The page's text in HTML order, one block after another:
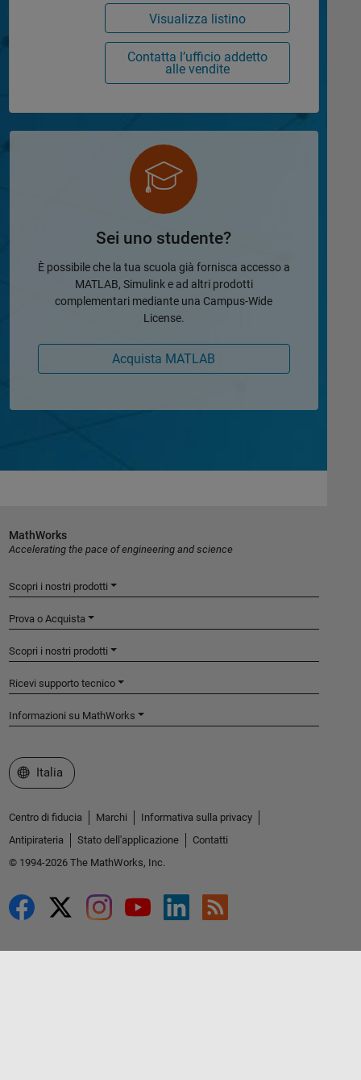
Visualizza listino
Contatta l’ufficio addetto
alle vendite
Sei uno studente?
È possibile che la tua scuola già fornisca accesso a
MATLAB, Simulink e ad altri prodotti
complementari mediante una Campus-Wide
License.
Acquista MATLAB
MathWorks
Accelerating the pace of engineering and science
Scopri i nostri prodotti
Prova o Acquista
Scopri i nostri prodotti
Ricevi supporto tecnico
Informazioni su MathWorks
Seleziona un sito web
Italia
Centro di fiducia Marchi
Informativa sulla privacy
Antipirateria
Stato dell'applicazione
Contatti
© 1994-2026 The MathWorks, Inc.